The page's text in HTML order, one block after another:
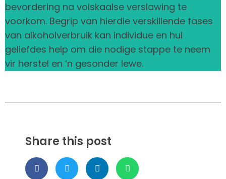
bevordering na volskaalse verslawing te
voorkom. Begrip van hierdie verskillende fases
van alkoholverbruik kan individue en hul
geliefdes help om die nodige stappe te neem
vir herstel en ‘n gesonder lewe.
Share this post